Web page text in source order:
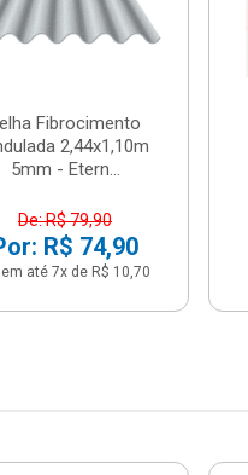
Fibrocimento
2,44x1,10m
5mm - Etern...
De: R$ 79,90
R$ 74,90
até 7x de R$ 10,70